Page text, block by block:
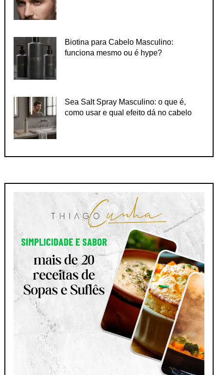
Biotina para Cabelo Masculino:
funciona mesmo ou é hype?
Sea Salt Spray Masculino: o que é,
como usar e qual efeito dá no cabelo